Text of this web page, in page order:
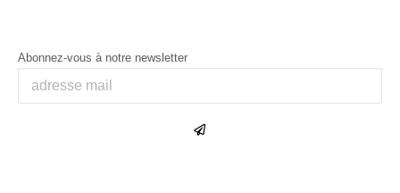
Abonnez-vous à notre newsletter